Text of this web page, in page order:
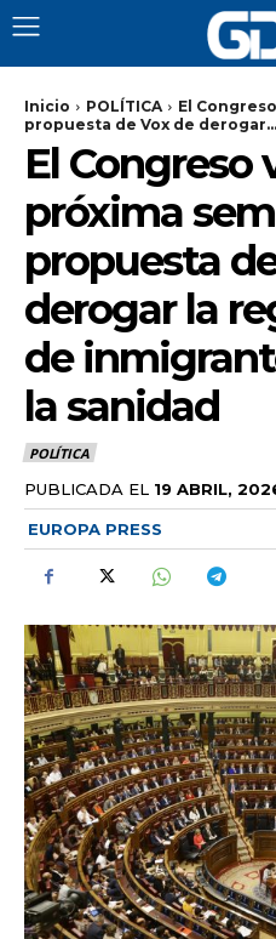
Inicio POLÍTICA
El
propuesta de Vox de derogar...
El Congreso
próxima
propuesta
derogar la
de
la sanidad
POLÍTICA
PUBLICADA EL 19 ABRIL,
EUROPA PRESS